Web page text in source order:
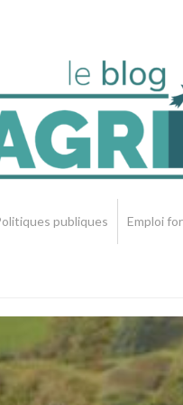
publiques Emploi